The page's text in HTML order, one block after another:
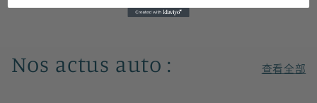
Nos actus auto : 查看全部